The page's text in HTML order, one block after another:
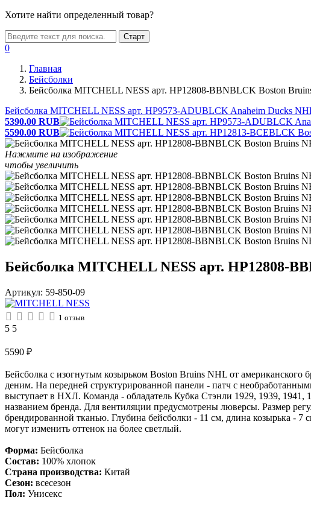
Хотите найти определенный товар?
Старт
0
Главная
Бейсболки
Бейсболка MITCHELL NESS арт. HP12808-BBNBLCK Boston
Бейсболка MITCHELL NESS арт. HP9573-ADUBLCK Anaheim Ducks
5390.00 RUB
5590.00 RUB
Нажмите на изображение
чтобы увеличить
Бейсболка MITCHELL NESS арт. HP12808-
Артикул: 59-850-09
1 отзыв
5 5
5590 ₽
Бейсболка с изогнутым козырьком Boston Bruins NHL от
деним. На передней структурированной панели - патч с
выступает в НХЛ. Команда - обладатель Кубка Стэнли 1929, 1939,
названием бренда. Для вентиляции предусмотрены люверсы. Размер
брендированной тканью. Глубина бейсболки - 11 см, длина козырька -
могут изменить оттенок на более светлый.
Форма: Бейсболка
Состав: 100% хлопок
Страна производства: Китай
Сезон: всесезон
Пол: Унисекс